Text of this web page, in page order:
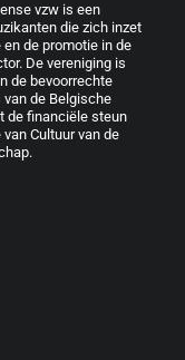
vzw is een
die zich inzet
de promotie in de
De vereniging is
de bevoorrechte
de Belgische
de financiële steun
Cultuur van de